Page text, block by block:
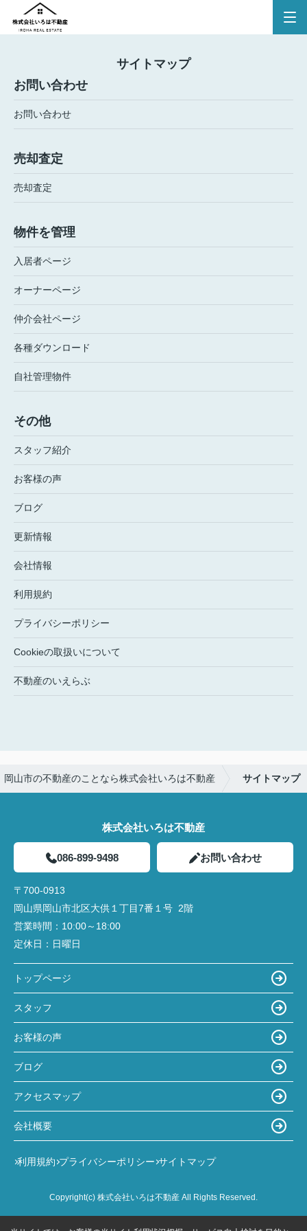
サイトマップ
お問い合わせ
お問い合わせ
売却査定
売却査定
物件を管理
入居者ページ
オーナーページ
仲介会社ページ
各種ダウンロード
自社管理物件
その他
スタッフ紹介
お客様の声
ブログ
更新情報
会社情報
利用規約
プライバシーポリシー
Cookieの取扱いについて
不動産のいえらぶ
岡山市の不動産のことなら株式会社いろは不動産 サイトマップ
株式会社いろは不動産
086-899-9498 お問い合わせ
〒700-0913
岡山県岡山市北区大供１丁目7番１号 2階
営業時間： 10:00～18:00
定休日： 日曜日
トップページ
スタッフ
お客様の声
ブログ
アクセスマップ
会社概要
利用規約 プライバシーポリシー サイトマップ
Copyright(c) 株式会社いろは不動産 All Rights Reserved.